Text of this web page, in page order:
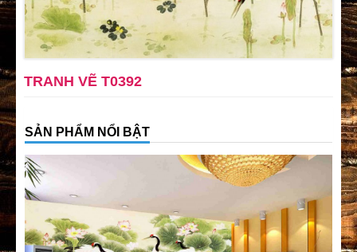
TRANH VẼ T0392
SẢN PHẨM NỔI BẬT